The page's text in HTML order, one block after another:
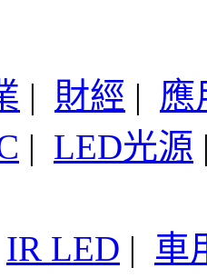
| 財經 | 應
| LED光源
IR LED | 車